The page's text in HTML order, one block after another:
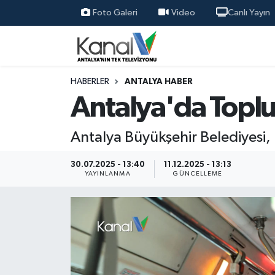
Foto Galeri Video Canlı Yayın
HABERLER ANTALYA HABER
Antalya'da
Antalya Büyükşehir Belediyesi,
30.07.2025 - 13:40
YAYINLANMA
11.12.2025 - 13:13
GÜNCELLEME
Ana Haber
Antalya Haber
Günün Manşetleri
Haber Kuşakları
Nöbetçi Eczaneler
Hava Durumu
Trafik Durumu
Süper Lig Puan Durumu ve Fikstür
Tüm Manşetler
Son Dakika Haberleri
Haber Arşivi